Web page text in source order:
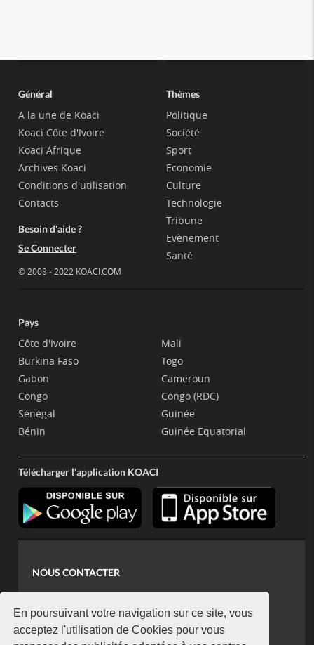
En poursuivant votre navigation sur ce site, vous
acceptez l'utilisation de Cookies pour vous
Général
A la une de Koaci
Koaci Côte d'Ivoire
Koaci Afrique
Archives Koaci
Conditions d'utilisation
Contacts
Besoin d'aide ?
Se Connecter
© 2008 - 2022 KOACI.COM
Thèmes
Politique
Société
Sport
Economie
Culture
Technologie
Tribune
Evènement
Santé
Pays
Côte d'Ivoire
Burkina Faso
Gabon
Congo
Sénégal
Bénin
Mali
Togo
Cameroun
Congo (RDC)
Guinée
Guinée Equatorial
Télécharger l'application KOACI
NOUS CONTACTER
koaci@yahoo.fr
+225 07 08 85 52 93